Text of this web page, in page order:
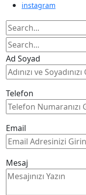
instagram
Ad Soyad
Telefon
Email
Mesaj